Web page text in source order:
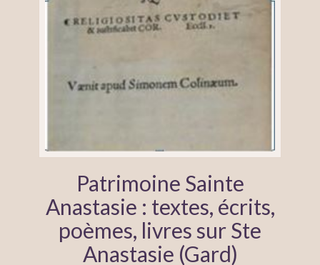
Patrimoine Sainte
Anastasie : textes, écrits,
poèmes, livres sur Ste
Anastasie (Gard)